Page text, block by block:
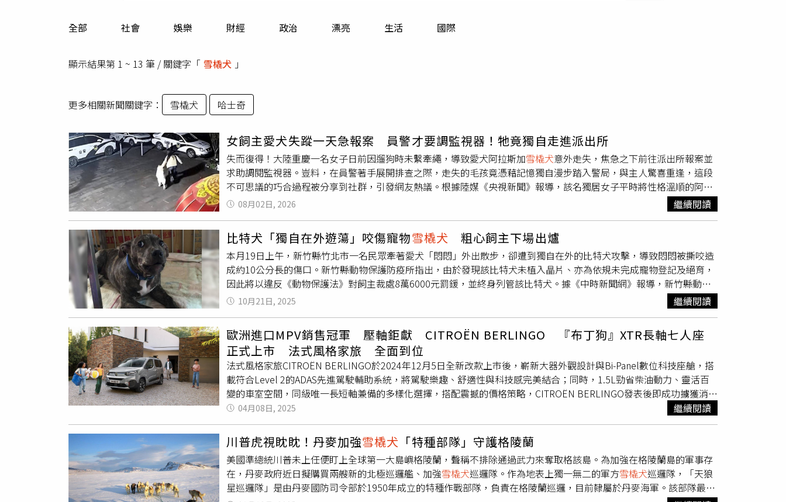
運勢
全部 社會 娛樂 財經 政治 漂亮 生活 國際
顯示結果第 1 ~ 13 筆 / 關鍵字「 雪橇犬 」
更多相關新聞關鍵字： 雪橇犬 哈士奇
女飼主愛犬失蹤一天急報案 員警才要調監視器！牠竟獨自走進派出所
失而復得！大陸重慶一名女子日前因遛狗時未繫牽繩，導致愛犬阿拉斯加雪橇犬意外走失，焦急之下前往派出所報案並
求助調閱監視器。豈料，在員警著手展開排查之際，走失的毛孩竟憑藉記憶獨自漫步踏入警局，與主人驚喜重逢，這段
不可思議的巧合過程被分享到社群，引發網友熱議。根據陸媒《央視新聞》報導，該名獨居女子平時將性格溫順的阿拉
斯加雪橇犬 視為重要陪伴者與家人，日前出門遛狗時因一時疏忽未使用牽繩，她一個沒注意，活潑好動的狗狗突然消失
在她眼前。女子發現後焦急萬分，從午後至傍晚穿梭於社區、沿街店家及附近公園遍尋不著，在詢問多位路人無果後，
特徵與走失時間地點，更積極撫慰女子的焦慮情緒。由於調閱海量監視器畫面需耗費大量人力逐幀比對與排查，警方仍
毫不猶豫著手調閱相關監視器影像，協助民眾解決問題。正當員警準備排查監視器畫面時，女子走失近一整天的阿拉斯
加雪橇犬，竟然自行漫步走進警局大廳，並一眼認出主人，興奮地搖著尾巴湊上前親暱討摸。女子見狀當場紅了眼眶，
大半天的焦慮瞬間化為失而復得的狂喜。員警在為兩人重聚感到欣慰之餘，也特別提醒飼主，攜帶寵物外出時務必落實
佩戴牽繩，這不僅是保障愛犬生命安全的基本責任，也能避免對其他用路人造成困擾，共同維持良好的公共秩序與安
08月02日, 2026 繼續閱讀
比特犬「獨自在外遊蕩」咬傷寵物雪橇犬 粗心飼主下場出爐
本月19日上午，新竹縣竹北市一名民眾牽著愛犬「悶悶」外出散步，卻遭到獨自在外的比特犬攻擊，導致悶悶被撕咬造
成約10公分長的傷口。新竹縣動物保護防疫所指出，由於發現該比特犬未植入晶片、亦為依規未完成寵物登記及絕育，
因此將以違反《動物保護法》對飼主裁處8萬6000元罰鍰，並終身列管該比特犬。據《中時新聞網》報導，新竹縣動物
保護防疫所19日接獲1起疑似比特犬咬傷寵物阿拉斯加
之案件，經查肇事犬隻自家中脫逃後，無人伴同在外遊
。動保所20日至該飼主家中查核肇事犬隻實際飼養情形，經查該
犬隻未植入晶片、未完成寵物登記及絕育，且犬隻照片上傳經「農業部禁止飼養或輸入比特犬外觀辨識系統」確認為
「比特犬」。飼主則向動保所表示，不知該犬為比特犬，自2013年拾獲起飼養迄今，已為12歲老齡犬。飼主又稱，犬咬
事件是因日前地震，使門框鬆動無法緊閉，導致犬隻逃脫，單獨遊蕩在外，實有疏漏。他在發現當下即修繕鐵門防止犬
隻再次逃逸，且配合動保檢查員完成晶片施打及寵物登記等相關行政作業。比特犬為農業部公告指定「禁止飼養犬
隻」，於相關法規公告前已飼養者，應於2023年2月底前向所在地動保所完成登記備查。又依動保法規定，其出入公共
場所時，應佩戴防護口罩、由成年人伴同，並以不超過1.5公尺之繩或鍊牽引，以避免危害公共安全。動保所指出，肇事
比特犬經獸醫師判斷應屬混種比特犬，但已有攻擊事實，顯具高度公共安全風險，因此將該犬隻將登記為比特犬並終身
列管。全案並以飼主違反《動物保護法》飼養比特犬未登記報備、比特犬無防護獨自出入公共場所或公眾得出入之場
所、疏縱犬隻使其他動物遭受傷害，分別開罰53000元、30000元、3000元，併處行政罰鍰86000元。動保所表示，將
持續追查該飼主家中之寵物防逃措施、寵物絕育等應盡責任，若再次發生犬隻疏縱、危害他人生命、身體、自由或財
產，將可能同時面臨雙倍罰鍰及犬隻沒入之裁處。此外，動保所也將加強轄內比特犬管理，並要求落實絕育工作與安全
防護，確保其不再繁殖或危害公共安全。也呼籲民眾若發現野生比特犬或非法飼養比特犬者，請直接撥打「1959」動保
專線，動保所將盡速派員處理。
10月21日, 2025 繼續閱讀
歐洲進口MPV銷售冠軍 壓軸鉅獻 CITROËN BERLINGO 『布丁狗』XTR長軸七人座
正式上市 法式風格家旅 全面到位
法式風格家旅CITROËN BERLINGO於2024年12月5日全新改款上市後，嶄新大器外觀設計與Bi-Panel數位科技座艙，搭
載符合Level 2的ADAS先進駕駛輔助系統，將駕駛樂趣、舒適性與科技感完美結合；同時，1.5L勁省柴油動力、靈活百
變的車室空間，同級唯一長短軸兼備的多樣化選擇，搭配震撼的價格策略，CITROËN BERLINGO發表後即成功擄獲消費
者青睞，繼2023、2024年持續蟬聯歐洲進口MPV銷售冠軍。靈活 × 舒適 × 多功能CITROËNBERLINGO XTR 打造滿足
多元生活的七人座首選CITROËN總代理 寶嘉聯合於2025年4月7日正式發表CITROËN BERLINGO XTR長軸七人座車型，
XTR專屬外觀識別：前後保桿運動化飾件、Airbump®防撞飾條、橘紅點綴與17吋銀黑雙采鋁圈，完美展現兼具越野風格
與家庭實用的多功能魅力。車長達4米75，帶來寬敞的車室空間，採三排七人座設定，雙前座搭載CITROËN ADVANCED
COMFORT®頂級舒適座椅，結合人體工學椅型設計、特殊材質與高密度泡棉結構，大幅提升乘坐的舒適與支撐感。第二
排標配三張獨立座椅，讓後排乘客擁有平等且無需妥協的乘車體驗；每張座椅皆可單獨收折，靈活變化空間配置，最大
可達4,000公升的行李廂容積，全面滿足家庭多元載運需求，展現卓越的空間機能與實用性。（圖／CITROËN提供）
04月08日, 2025 繼續閱讀
川普虎視眈眈！丹麥加強雪橇犬 「特種部隊」守護格陵蘭
美國準總統川普未上任便盯上全球第一大島嶼格陵蘭，聲稱不排除通過武力來奪取格該島。為加強在格陵蘭島的軍事存
在，丹麥政府近日擬購買兩艘新的北極巡邏艦、加強雪橇犬巡邏隊。作為地表上獨一無二的軍方雪橇犬巡邏隊，「天狼
星巡邏隊」是由丹麥國防司令部於1950年成立的特種作戰部隊，負責在格陵蘭巡邏，目前隸屬於丹麥海軍。該部隊最初